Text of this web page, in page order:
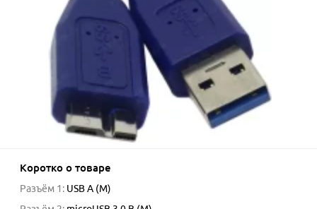
Коротко о товаре
Разъём 1 : USB A (M)